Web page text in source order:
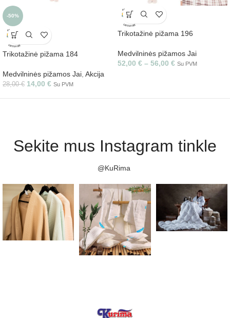
-50%
Trikotažinė pižama 184
Medvilninės pižamos Jai Akcija
28,00€ 14,00 € Su PVM
Trikotažinė pižama 196
Medvilninės pižamos Jai
52,00 € – 56,00 € Su PVM
Sekite mus Instagram tinkle
@KuRima